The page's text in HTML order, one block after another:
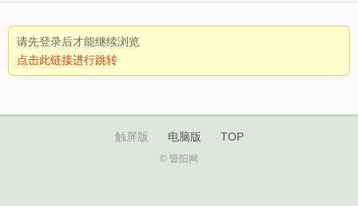
请先登录后才能继续浏览
点击此链接进行跳转
触屏版 电脑版 TOP
© 暨阳网